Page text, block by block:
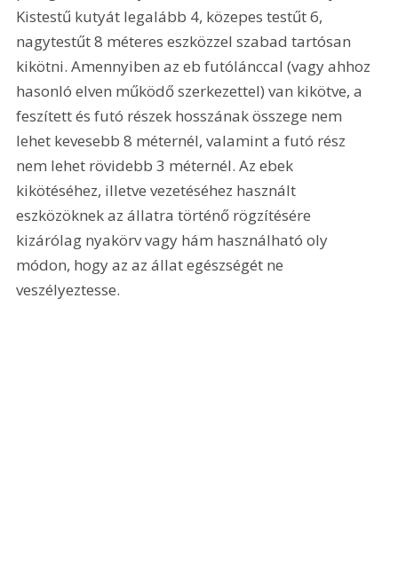
Kistestű kutyát legalább 4, közepes testűt 6,
nagytestűt 8 méteres eszközzel szabad tartósan
kikötni. Amennyiben az eb futólánccal (vagy ahhoz
hasonló elven működő szerkezettel) van kikötve, a
feszített és futó részek hosszának összege nem
lehet kevesebb 8 méternél, valamint a futó rész
nem lehet rövidebb 3 méternél. Az ebek
kikötéséhez, illetve vezetéséhez használt
eszközöknek az állatra történő rögzítésére
kizárólag nyakörv vagy hám használható oly
módon, hogy az az állat egészségét ne
veszélyeztesse.